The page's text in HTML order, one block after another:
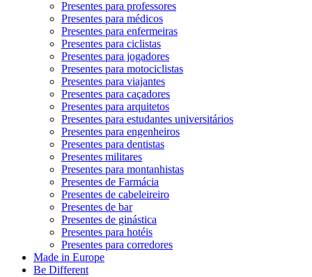
Presentes para professores
Presentes para médicos
Presentes para enfermeiras
Presentes para ciclistas
Presentes para jogadores
Presentes para motociclistas
Presentes para viajantes
Presentes para caçadores
Presentes para arquitetos
Presentes para estudantes universitários
Presentes para engenheiros
Presentes para dentistas
Presentes militares
Presentes para montanhistas
Presentes de Farmácia
Presentes de cabeleireiro
Presentes de bar
Presentes de ginástica
Presentes para hotéis
Presentes para corredores
Made in Europe
Be Different